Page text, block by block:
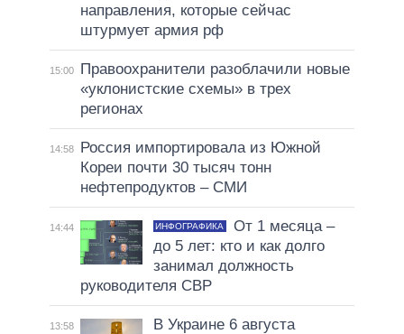
направления, которые сейчас
штурмует армия рф
15:00
Правоохранители разоблачили новые
«уклонистские схемы» в трех
регионах
14:58
Россия импортировала из Южной
Кореи почти 30 тысяч тонн
нефтепродуктов – СМИ
14:44 ИНФОГРАФИКА
От 1 месяца –
до 5 лет: кто и как долго
занимал должность
руководителя СВР
13:58
В Украине 6 августа